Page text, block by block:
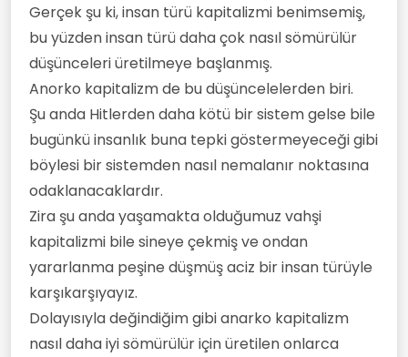
Gerçek şu ki, insan türü kapitalizmi benimsemiş,
bu yüzden insan türü daha çok nasıl sömürülür
düşünceleri üretilmeye başlanmış.
Anorko kapitalizm de bu düşüncelelerden biri.
Şu anda Hitlerden daha kötü bir sistem gelse bile
bugünkü insanlık buna tepki göstermeyeceği gibi
böylesi bir sistemden nasıl nemalanır noktasına
odaklanacaklardır.
Zira şu anda yaşamakta olduğumuz vahşi
kapitalizmi bile sineye çekmiş ve ondan
yararlanma peşine düşmüş aciz bir insan türüyle
karşıkarşıyayız.
Dolayısıyla değindiğim gibi anarko kapitalizm
nasıl daha iyi sömürülür için üretilen onlarca